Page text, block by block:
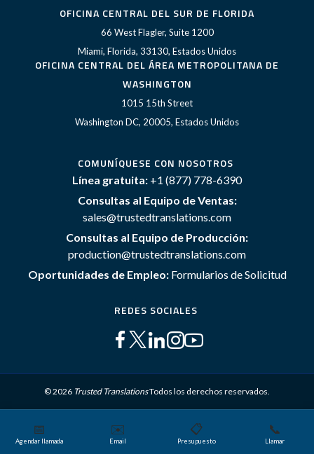
OFICINA CENTRAL DEL SUR DE FLORIDA
66 West Flagler, Suite 1200
Miami, Florida, 33130, Estados Unidos
OFICINA CENTRAL DEL ÁREA METROPOLITANA DE
WASHINGTON
1015 15th Street
Washington DC, 20005, Estados Unidos
COMUNÍQUESE CON NOSOTROS
Línea gratuita: +1 (877) 778-6390
Consultas al Equipo de Ventas:
sales@trustedtranslations.com
Consultas al Equipo de Producción:
production@trustedtranslations.com
Oportunidades de Empleo: Formularios de Solicitud
REDES SOCIALES
© 2026 Trusted TranslationsTodos los derechos reservados.
Mapa del sitio Términos y Condiciones Política de privacidad
📅
Agendar llamada
✉️
Email
📋
Presupuesto
📞
Llamar